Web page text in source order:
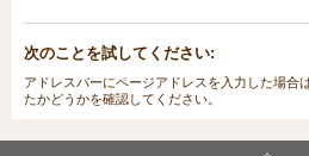
次のことを試してください:
アドレスバーにページアドレスを入力した場合
たかどうかを確認してください。